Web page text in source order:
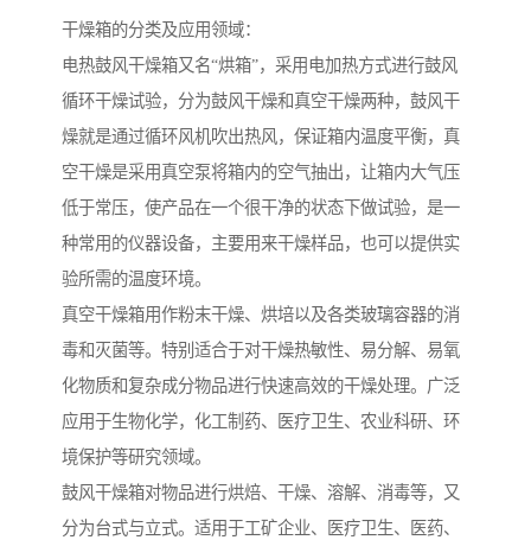
干燥箱的分类及应用领域：
电热鼓风干燥箱又名“烘箱”，采用电加热方式进行鼓风
循环干燥试验，分为鼓风干燥和真空干燥两种，鼓风干
燥就是通过循环风机吹出热风，保证箱内温度平衡，真
空干燥是采用真空泵将箱内的空气抽出，让箱内大气压
低于常压，使产品在一个很干净的状态下做试验，是一
种常用的仪器设备，主要用来干燥样品，也可以提供实
验所需的温度环境。
真空干燥箱用作粉末干燥、烘培以及各类玻璃容器的消
毒和灭菌等。特别适合于对干燥热敏性、易分解、易氧
化物质和复杂成分物品进行快速高效的干燥处理。广泛
应用于生物化学，化工制药、医疗卫生、农业科研、环
境保护等研究领域。
鼓风干燥箱对物品进行烘焙、干燥、溶解、消毒等，又
分为台式与立式。适用于工矿企业、医疗卫生、医药、